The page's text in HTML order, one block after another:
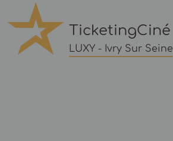
TicketingCiné
LUXY - Ivry Sur Seine